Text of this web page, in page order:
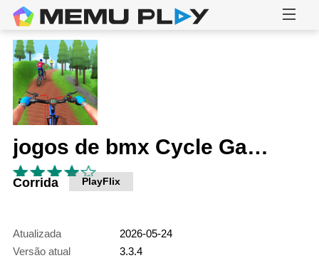
jogos de bmx Cycle Games 3D
Corrida PlayFlix
Atualizada
2026-05-24
Versão atual
3.3.4